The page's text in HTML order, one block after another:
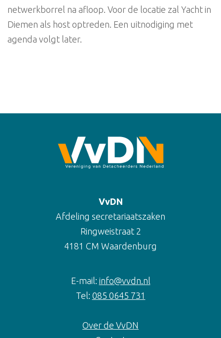
netwerkborrel na afloop. Voor de locatie zal Yacht in
Diemen als host optreden. Een uitnodiging met
agenda volgt later.
VvDN
Afdeling secretariaatszaken
Ringweistraat 2
4181 CM Waardenburg
E-mail: info@vvdn.nl
Tel: 085 0645 731
Over de VvDN